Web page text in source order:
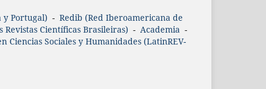
y Portugal) - Redib (Red Iberoamericana de
Científicas Brasileiras) - Academia -
Ciencias Sociales y Humanidades (LatinREV-